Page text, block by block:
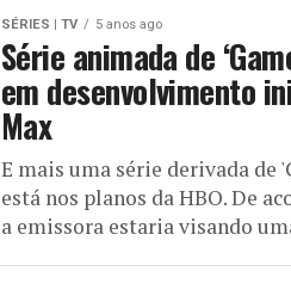
SÉRIES | TV 5 anos ago
Série animada de
em desenvolvimento
Max
E mais uma série derivada de
está nos planos da HBO. De
a emissora estaria visando